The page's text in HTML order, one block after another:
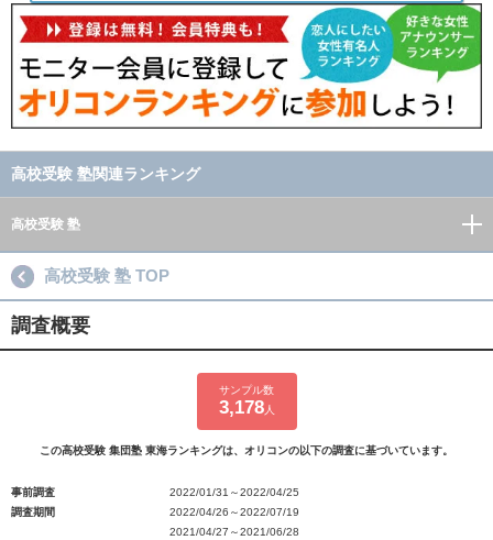
高校受験 塾関連ランキング
高校受験 塾
高校受験 塾 TOP
調査概要
サンプル数
3,178人
この高校受験 集団塾 東海ランキングは、オリコンの以下の調査に基づいています。
事前調査
2022/01/31～2022/04/25
調査期間
2022/04/26～2022/07/19
2021/04/27～2021/06/28